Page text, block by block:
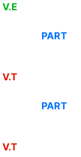
V.E
PART
V.T
PART
V.T